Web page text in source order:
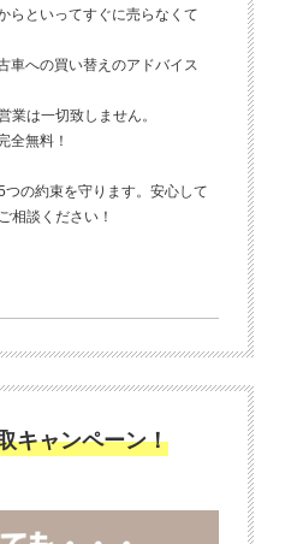
らといってすぐに売らなくて
車への買い替えのアドバイス
業は一切致しません。
全無料！
つの約束を守ります。安心して
相談ください！
キャンペーン！